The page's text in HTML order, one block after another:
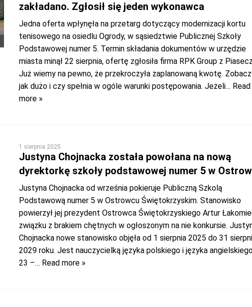
zakładano. Zgłosił się jeden wykonawca
Jedna oferta wpłynęła na przetarg dotyczący modernizacji kortu
tenisowego na osiedlu Ogrody, w sąsiedztwie Publicznej Szkoły
Podstawowej numer 5. Termin składania dokumentów w urzędzie
miasta minął 22 sierpnia, ofertę zgłosiła firma RPK Group z
Już wiemy na pewno, że przekroczyła zaplanowaną kwotę.
jak dużo i czy spełnia w ogóle warunki postępowania. Jeżeli… Read
more »
1 sierpnia 2025
Justyna Chojnacka została powołana na nową
dyrektorkę szkoły podstawowej numer 5 w
Justyna Chojnacka od września pokieruje Publiczną Szkolą
Podstawową numer 5 w Ostrowcu Świętokrzyskim. Stanowisko
powierzył jej prezydent Ostrowca Świętokrzyskiego Artur
związku z brakiem chętnych w ogłoszonym na nie konkursie.
Chojnacka nowe stanowisko objęła od 1 sierpnia 2025 do 31
2029 roku. Jest nauczycielką języka polskiego i języka
23 –… Read more »